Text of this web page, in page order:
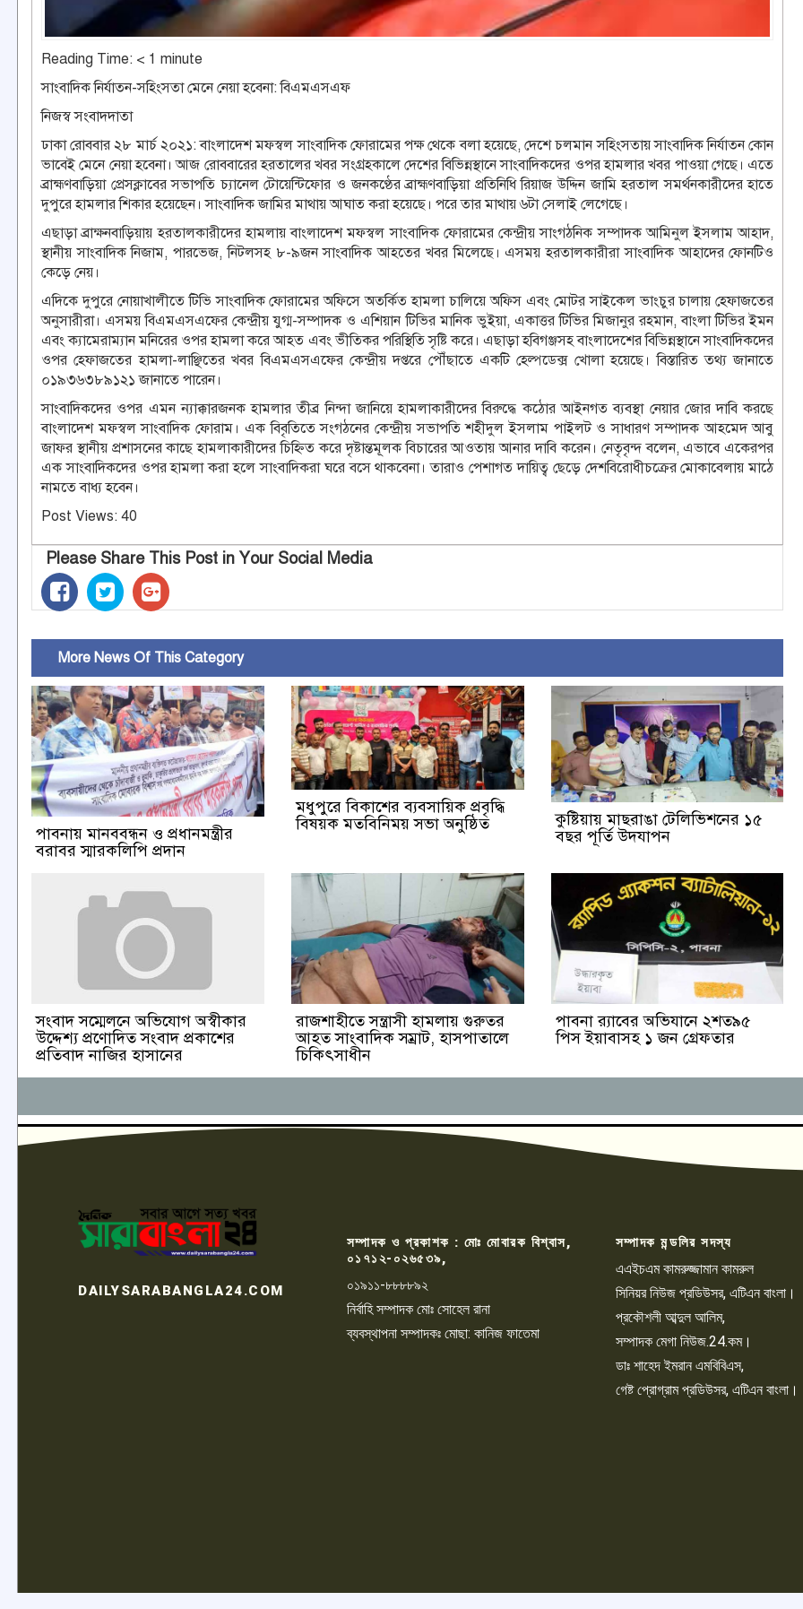
Reading Time: < 1 minute
সাংবাদিক নির্যাতন-সহিংসতা মেনে নেয়া হবেনা: বিএমএসএফ
নিজস্ব সংবাদদাতা
ঢাকা রোববার ২৮ মার্চ ২০২১: বাংলাদেশ মফস্বল সাংবাদিক ফোরামের পক্ষ থেকে বলা হয়েছে, দেশে চলমান সহিংসতায় সাংবাদিক নির্যাতন কোন
ভাবেই মেনে নেয়া হবেনা। আজ রোববারের হরতালের খবর সংগ্রহকালে দেশের বিভিন্নস্থানে সাংবাদিকদের ওপর হামলার খবর পাওয়া গেছে। এতে
ব্রাহ্মণবাড়িয়া প্রেসক্লাবের সভাপতি চ্যানেল টোয়েন্টিফোর ও জনকণ্ঠের ব্রাহ্মণবাড়িয়া প্রতিনিধি রিয়াজ উদ্দিন জামি হরতাল সমর্থনকারীদের হাতে
দুপুরে হামলার শিকার হয়েছেন। সাংবাদিক জামির মাথায় আঘাত করা হয়েছে। পরে তার মাথায় ৬টা সেলাই লেগেছে।
এছাড়া ব্রাক্ষনবাড়িয়ায় হরতালকারীদের হামলায় বাংলাদেশ মফস্বল সাংবাদিক ফোরামের কেন্দ্রীয় সাংগঠনিক সম্পাদক আমিনুল ইসলাম আহাদ,
স্থানীয় সাংবাদিক নিজাম, পারভেজ, নিটলসহ ৮-৯জন সাংবাদিক আহতের খবর মিলেছে। এসময় হরতালকারীরা সাংবাদিক আহাদের ফোনটিও
কেড়ে নেয়।
এদিকে দুপুরে নোয়াখালীতে টিভি সাংবাদিক ফোরামের অফিসে অতর্কিত হামলা চালিয়ে অফিস এবং মোটর সাইকেল ভাংচুর চালায় হেফাজতের
অনুসারীরা। এসময় বিএমএসএফের কেন্দ্রীয় যুগ্ম-সম্পাদক ও এশিয়ান টিভির মানিক ভুইয়া, একাত্তর টিভির মিজানুর রহমান, বাংলা টিভির ইমন
এবং ক্যামেরাম্যান মনিরের ওপর হামলা করে আহত এবং ভীতিকর পরিস্থিতি সৃষ্টি করে। এছাড়া হবিগঞ্জসহ বাংলাদেশের বিভিন্নস্থানে সাংবাদিকদের
ওপর হেফাজতের হামলা-লাঞ্ছিতের খবর বিএমএসএফের কেন্দ্রীয় দপ্তরে পৌঁছাতে একটি হেল্পডেক্স খোলা হয়েছে। বিস্তারিত তথ্য জানাতে
০১৯৩৬৩৮৯১২১ জানাতে পারেন।
সাংবাদিকদের ওপর এমন ন্যাক্কারজনক হামলার তীব্র নিন্দা জানিয়ে হামলাকারীদের বিরুদ্ধে কঠোর আইনগত ব্যবস্থা নেয়ার জোর দাবি করছে
বাংলাদেশ মফস্বল সাংবাদিক ফোরাম। এক বিবৃতিতে সংগঠনের কেন্দ্রীয় সভাপতি শহীদুল ইসলাম পাইলট ও সাধারণ সম্পাদক আহমেদ আবু
জাফর স্থানীয় প্রশাসনের কাছে হামলাকারীদের চিহ্নিত করে দৃষ্টান্তমূলক বিচারের আওতায় আনার দাবি করেন। নেতৃবৃন্দ বলেন, এভাবে একেরপর
এক সাংবাদিকদের ওপর হামলা করা হলে সাংবাদিকরা ঘরে বসে থাকবেনা। তারাও পেশাগত দায়িত্ব ছেড়ে দেশবিরোধীচক্রের মোকাবেলায় মাঠে
নামতে বাধ্য হবেন।
Post Views: 40
Please Share This Post in Your Social Media
More News Of This Category
পাবনায় মানববন্ধন ও প্রধানমন্ত্রীর
বরাবর স্মারকলিপি প্রদান
মধুপুরে বিকাশের ব্যবসায়িক প্রবৃদ্ধি
বিষয়ক মতবিনিময় সভা অনুষ্ঠিত
কুষ্টিয়ায় মাছরাঙা টেলিভিশনের ১৫
বছর পূর্তি উদযাপন
সংবাদ সম্মেলনে অভিযোগ অস্বীকার
উদ্দেশ্য প্রণোদিত সংবাদ প্রকাশের
প্রতিবাদ নাজির হাসানের
রাজশাহীতে সন্ত্রাসী হামলায় গুরুতর
আহত সাংবাদিক সম্রাট, হাসপাতালে
চিকিৎসাধীন
পাবনা র‌্যাবের অভিযানে ২শত৯৫
পিস ইয়াবাসহ ১ জন গ্রেফতার
DAILYSARABANGLA24.COM
সম্পাদক ও প্রকাশক : মোঃ মোবারক বিশ্বাস,
০১৭১২-০২৬৫৩৯,
০১৯১১-৮৮৮৮৯২
নির্বাহি সম্পাদক মোঃ সোহেল রানা
ব্যবস্থাপনা সম্পাদকঃ মোছা: কানিজ ফাতেমা
সম্পাদক মন্ডলির সদস্য
এএইচএম কামরুজ্জামান কামরুল
সিনিয়র নিউজ প্রডিউসর, এটিএন বাংলা।
প্রকৌশলী আব্দুল আলিম,
সম্পাদক মেগা নিউজ.24.কম।
ডাঃ শাহেদ ইমরান এমবিবিএস,
গেষ্ট প্রোগ্রাম প্রডিউসর, এটিএন বাংলা।